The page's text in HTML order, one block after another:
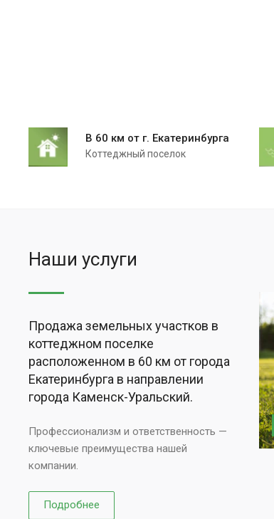
В 60 км от г. Екатеринбурга
Коттеджный поселок
Наши услуги
Продажа земельных участков в
коттеджном поселке
расположенном в 60 км от города
Екатеринбурга в направлении
города Каменск-Уральский.
Профессионализм и ответственность —
ключевые преимущества нашей
компании.
Подробнее